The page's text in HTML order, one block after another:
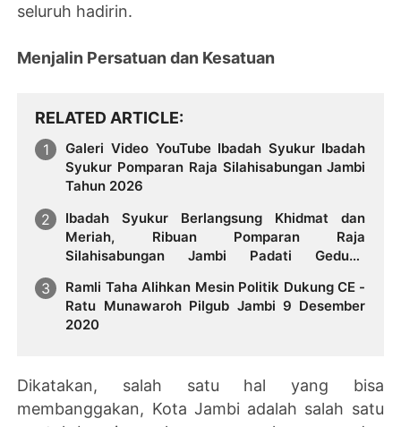
seluruh hadirin.
Menjalin Persatuan dan Kesatuan
RELATED ARTICLE
Galeri Video YouTube Ibadah Syukur Ibadah
Syukur Pomparan Raja Silahisabungan Jambi
Tahun 2026
Ibadah Syukur Berlangsung Khidmat dan
Meriah, Ribuan Pomparan Raja
Silahisabungan Jambi Padati Gedung
Ramli Taha Alihkan Mesin Politik Dukung CE -
Ratu Munawaroh Pilgub Jambi 9 Desember
2020
Dikatakan, salah satu hal yang bisa
membanggakan, Kota Jambi adalah salah satu